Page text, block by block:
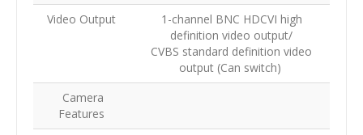
Video Output
1-channel BNC HDCVI high
definition video output/
CVBS standard definition video
output (Can switch)
Camera
Features